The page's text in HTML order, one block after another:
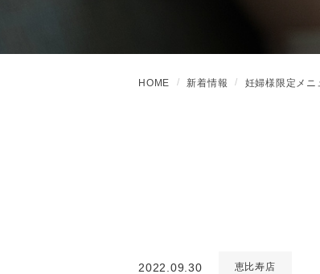
HOME 新着情報 妊婦様限定メニ
2022.09.30 恵比寿店